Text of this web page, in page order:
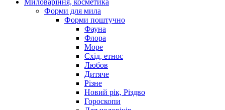
Форми для мила
Форми поштучно
Фауна
Флора
Море
Схід, етнос
Любов
Дитяче
Різне
Новий рік, Різдво
Гороскопи